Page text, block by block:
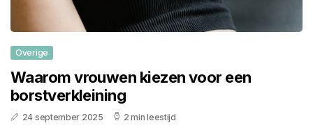
Overige
Waarom vrouwen kiezen voor een
borstverkleining
24 september 2025 2 min leestijd